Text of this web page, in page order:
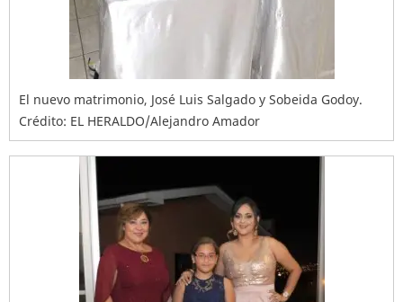
El nuevo matrimonio, José Luis Salgado y Sobeida Godoy.
Crédito: EL HERALDO/Alejandro Amador